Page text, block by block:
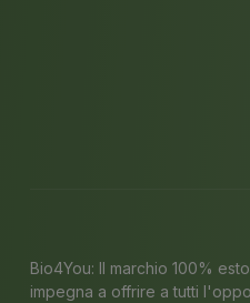
Bio4You: Il marchio 100%
impegna a offrire a tutti